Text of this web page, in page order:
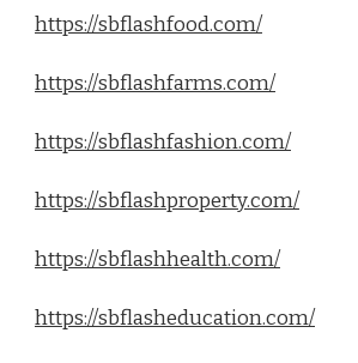
https://sbflashfood.com/
https://sbflashfarms.com/
https://sbflashfashion.com/
https://sbflashproperty.com/
https://sbflashhealth.com/
https://sbflasheducation.com/